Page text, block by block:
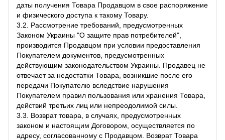
даты получения Товара Продавцом в свое распоряжение
и физического доступа к такому Товару.
3.2. Рассмотрение требований, предусмотренных
Законом Украины "О защите прав потребителей",
производится Продавцом при условии предоставления
Покупателем документов, предусмотренных
действующим законодательством Украины. Продавец не
отвечает за недостатки Товара, возникшие после его
передачи Покупателю вследствие нарушения
Покупателем правил пользования или хранения Товара,
действий третьих лиц или непреодолимой силы.
3.3. Возврат товара, в случаях, предусмотренных
законом и настоящим Договором, осуществляется по
адресу, согласованному с Продавцом. Возврат Товара